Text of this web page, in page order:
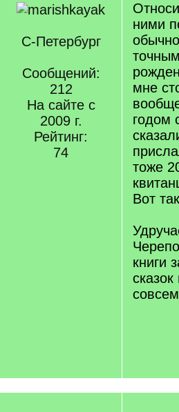
С-Петербург
Сообщений:
212
На сайте с
2009 г.
Рейтинг:
74
ними
мне
годом
тоже
Вот
книги